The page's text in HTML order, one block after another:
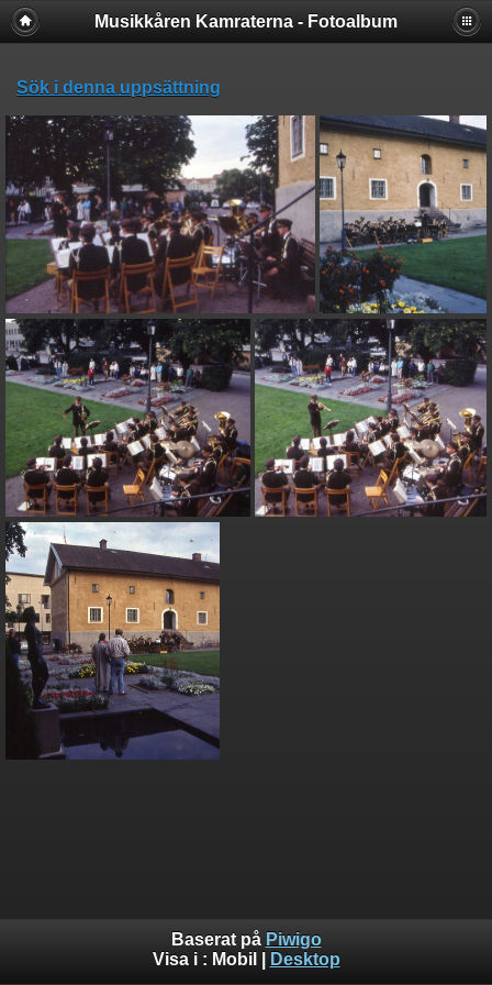
Musikkåren Kamraterna - Fotoalbum
Sök i denna uppsättning
Baserat på Piwigo
Visa i : Mobil Desktop